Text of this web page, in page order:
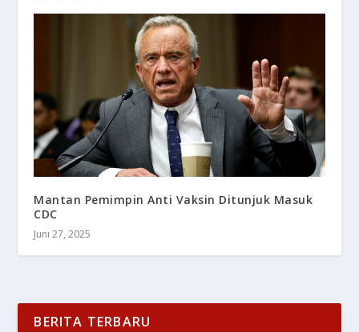
Mantan Pemimpin Anti Vaksin Ditunjuk Masuk
CDC
Juni 27, 2025
BERITA TERBARU